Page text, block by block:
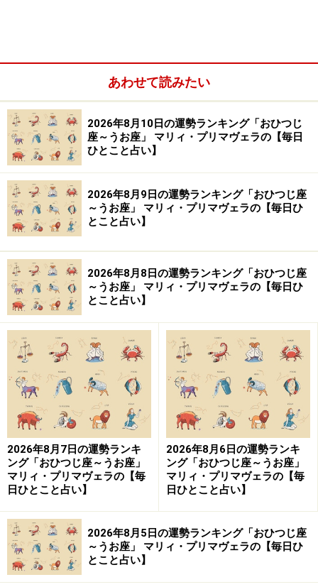
春と秋でも、気楽に真夏日が出現する昨今の気温の高さ
を前提に、「夏のチャレンジ」について、考えてみまし
ょう。12星座別に、7、8月、そして、残暑が厳しい9月
まで、大きな流れを解説します。有意義な夏を実現させ
ましょう。
おうし座さん（4月20日～5月20日生まれ）
の幸せのカルテ
あなたにとって夏は、「自分の場所を作る」時間です。
どちらかといえば、夏はニガテ。
とにかく、暑くて外に出る気になれない、海水浴やフェ
スなど陽キャ向けのイベントが多くて気後れする、花火
は見てもいいけれど、人混みは絶対に嫌と心が内向きに
なりやすいのです。
【よくある症状】
エアコンの効いた部屋で引きこもりたいのですが、協調
性があるため、人に誘われて夏イベントに参加すること
に。
行くまで気は重かったけれど、行ったら意外に楽しめそ
う。でも、自発的には「別にいいかな？」です。
あわせて読みたい
2026年8月10日の運勢ランキング「おひつじ
座～うお座」 マリィ・プリマヴェラの【毎日
ひとこと占い】
2026年8月9日の運勢ランキング「おひつじ座
～うお座」 マリィ・プリマヴェラの【毎日ひ
とこと占い】
2026年8月8日の運勢ランキング「おひつじ座
～うお座」 マリィ・プリマヴェラの【毎日ひ
とこと占い】
2026年8月7日の運勢ランキ
ング「おひつじ座～うお座」
マリィ・プリマヴェラの【毎
日ひとこと占い】
2026年8月6日の運勢ランキ
ング「おひつじ座～うお座」
マリィ・プリマヴェラの【毎
日ひとこと占い】
2026年8月5日の運勢ランキング「おひつじ座
～うお座」 マリィ・プリマヴェラの【毎日ひ
とこと占い】